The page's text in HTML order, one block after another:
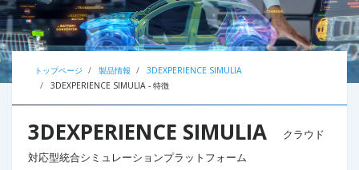
トップページ 製品情報
3DEXPERIENCE SIMULIA
3DEXPERIENCE SIMULIA - 特徴
3DEXPERIENCE SIMULIA
クラウド
対応型統合シミュレーションプラットフォーム